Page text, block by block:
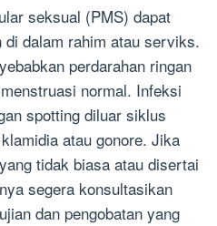
seksual (PMS) dapat
di dalam rahim atau serviks.
perdarahan ringan
normal. Infeksi
spotting diluar siklus
atau gonore. Jika
tidak biasa atau disertai
segera konsultasikan
dan pengobatan yang